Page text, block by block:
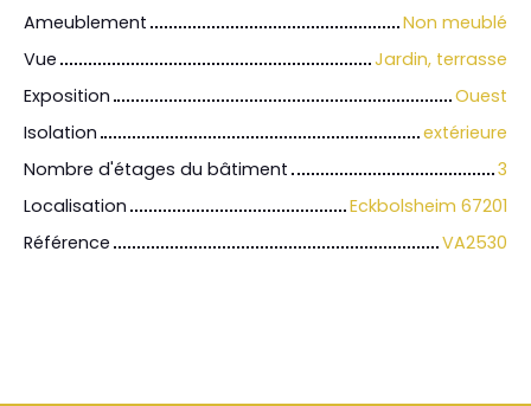
Ameublement
Non meublé
Vue
Jardin, terrasse
Exposition
Ouest
Isolation
extérieure
Nombre d'étages du bâtiment
3
Localisation
Eckbolsheim 67201
Référence
VA2530